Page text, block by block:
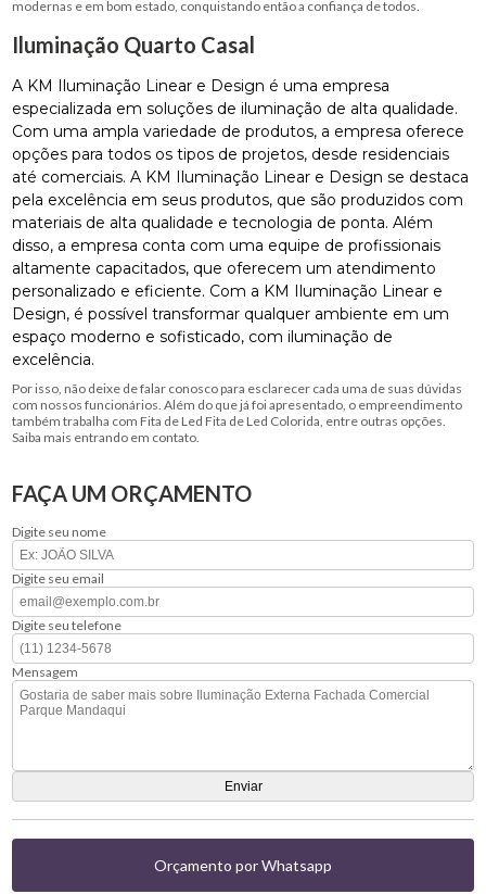
modernas e em bom estado, conquistando então a confiança de todos.
Iluminação Quarto Casal
A KM Iluminação Linear e Design é uma empresa
especializada em soluções de iluminação de alta qualidade.
Com uma ampla variedade de produtos, a empresa oferece
opções para todos os tipos de projetos, desde residenciais
até comerciais. A KM Iluminação Linear e Design se destaca
pela excelência em seus produtos, que são produzidos com
materiais de alta qualidade e tecnologia de ponta. Além
disso, a empresa conta com uma equipe de profissionais
altamente capacitados, que oferecem um atendimento
personalizado e eficiente. Com a KM Iluminação Linear e
Design, é possível transformar qualquer ambiente em um
espaço moderno e sofisticado, com iluminação de
excelência.
Por isso, não deixe de falar conosco para esclarecer cada uma de suas dúvidas
com nossos funcionários. Além do que já foi apresentado, o empreendimento
também trabalha com Fita de Led Fita de Led Colorida, entre outras opções.
Saiba mais entrando em contato.
FAÇA UM ORÇAMENTO
Digite seu nome
Digite seu email
Digite seu telefone
Mensagem
Orçamento por Whatsapp